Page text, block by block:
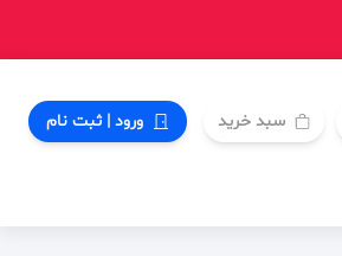
سبد خرید ورود | ثبت نام